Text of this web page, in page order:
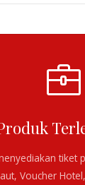
tiket
Voucher